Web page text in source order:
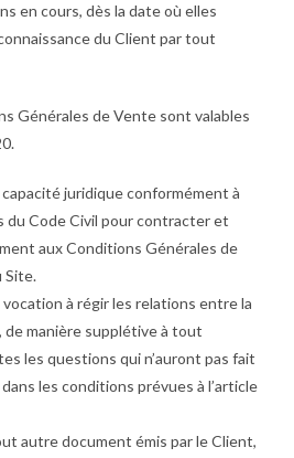
en cours, dès la date où elles
du Client par tout
Générales de Vente sont valables
juridique conformément à
du Code Civil pour contracter et
aux Conditions Générales de
Site.
à régir les relations entre la
manière supplétive à tout
les questions qui n’auront pas fait
les conditions prévues à l’article
autre document émis par le Client,